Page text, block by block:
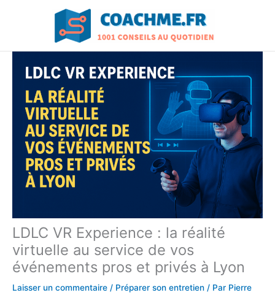
LDLC VR Experience : la réalité
virtuelle au service de vos
événements pros et privés à Lyon
Laisser un commentaire / Préparer son entretien / Par Pierre